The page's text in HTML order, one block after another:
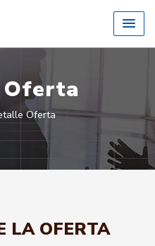
Oferta
LA OFERTA